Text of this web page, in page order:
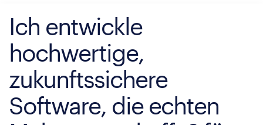
Ich entwickle
hochwertige,
zukunftssichere
Software, die echten